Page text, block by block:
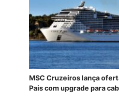
MSC Cruzeiros lança
Pais com upgrade para